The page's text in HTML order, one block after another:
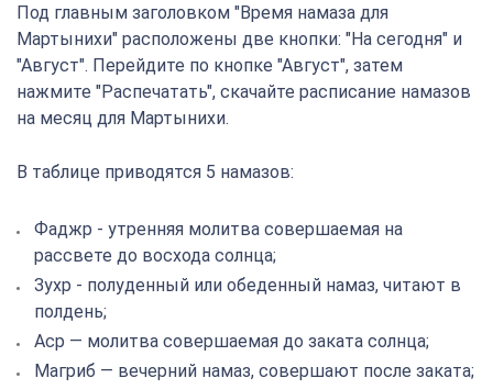
Под главным заголовком "Время намаза для
Мартынихи" расположены две кнопки: "На сегодня" и
"Август". Перейдите по кнопке "Август", затем
нажмите "Распечатать", скачайте расписание намазов
на месяц для Мартынихи.
В таблице приводятся 5 намазов:
Фаджр - утренняя молитва совершаемая на
рассвете до восхода солнца;
Зухр - полуденный или обеденный намаз, читают в
полдень;
Аср — молитва совершаемая до заката солнца;
Магриб — вечерний намаз, совершают после заката;